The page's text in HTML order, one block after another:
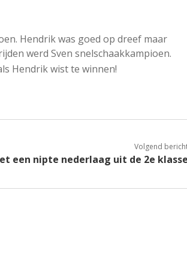
Hendrik was goed op dreef maar
werd Sven snelschaakkampioen.
Hendrik wist te winnen!
Volgend
een nipte nederlaag uit de 2e